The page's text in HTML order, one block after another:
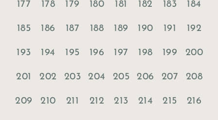
177 178 179 180 181 182 183 184
185 186 187 188 189 190 191 192
193 194 195 196 197 198 199 200
201 202 203 204 205 206 207 208
209 210 211 212 213 214 215 216